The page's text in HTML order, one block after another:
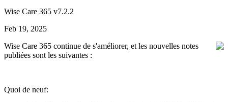
Wise Care 365 v7.2.2
Feb 19, 2025
Wise Care 365 continue de s'améliorer, et les nouvelles notes
publiées sont les suivantes :
Quoi de neuf: